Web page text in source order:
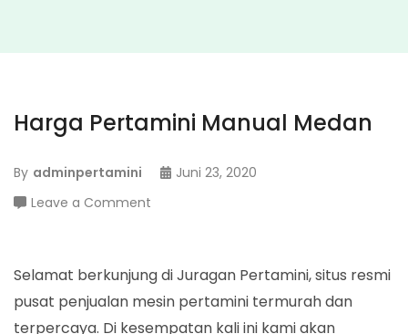
Harga Pertamini Manual Medan
By adminpertamini
Juni 23, 2020
Leave a Comment
Manual
Medan
Selamat berkunjung di Juragan Pertamini, situs resmi
pusat penjualan mesin pertamini termurah dan
terpercaya. Di kesempatan kali ini kami akan